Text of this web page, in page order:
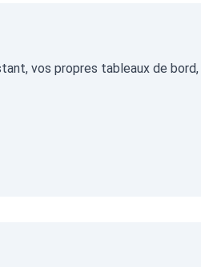
vos propres tableaux de bord,